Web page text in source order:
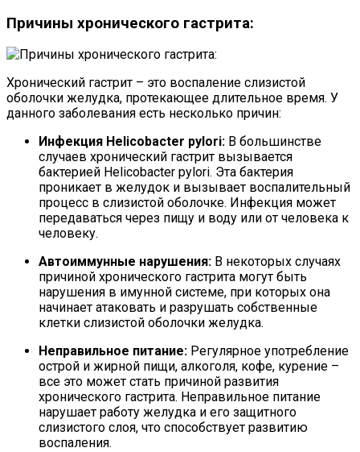
Причины хронического гастрита:
Хронический гастрит – это воспаление слизистой
оболочки желудка, протекающее длительное время. У
данного заболевания есть несколько причин:
Инфекция Helicobacter pylori: В большинстве
случаев хронический гастрит вызывается
бактерией Helicobacter pylori. Эта бактерия
проникает в желудок и вызывает воспалительный
процесс в слизистой оболочке. Инфекция может
передаваться через пищу и воду или от человека к
человеку.
Автоиммунные нарушения: В некоторых случаях
причиной хронического гастрита могут быть
нарушения в имунной системе, при которых она
начинает атаковать и разрушать собственные
клетки слизистой оболочки желудка.
Неправильное питание: Регулярное употребление
острой и жирной пищи, алкоголя, кофе, курение –
все это может стать причиной развития
хронического гастрита. Неправильное питание
нарушает работу желудка и его защитного
слизистого слоя, что способствует развитию
воспаления.